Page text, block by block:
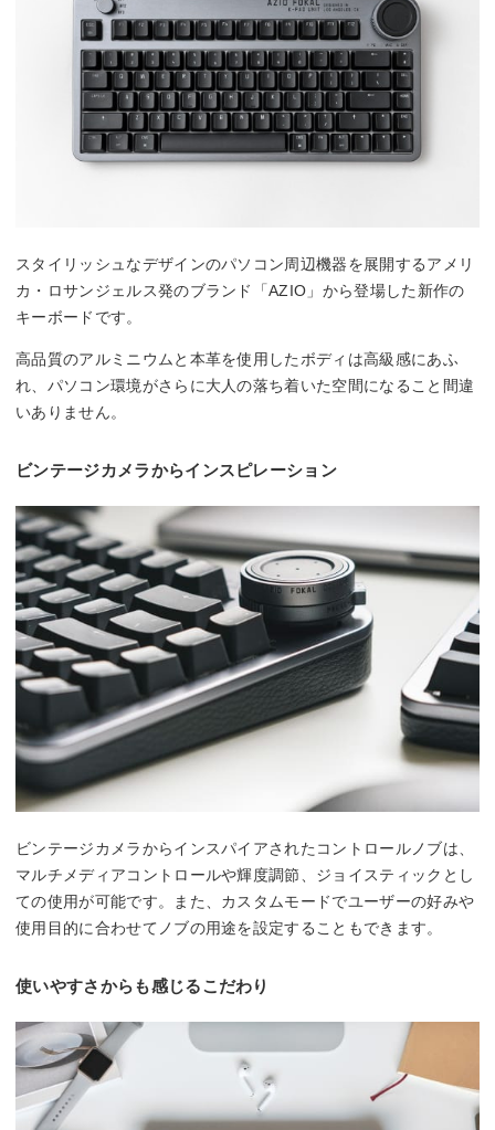
スタイリッシュなデザインのパソコン周辺機器を展開するアメリ
カ・ロサンジェルス発のブランド「AZIO」から登場した新作の
キーボードです。
高品質のアルミニウムと本革を使用したボディは高級感にあふ
れ、パソコン環境がさらに大人の落ち着いた空間になること間違
いありません。
ビンテージカメラからインスピレーション
ビンテージカメラからインスパイアされたコントロールノブは、
マルチメディアコントロールや輝度調節、ジョイスティックとし
ての使用が可能です。また、カスタムモードでユーザーの好みや
使用目的に合わせてノブの用途を設定することもできます。
使いやすさからも感じるこだわり